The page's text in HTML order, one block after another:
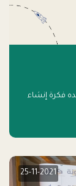
فكرة إنشاء
25-11-2021